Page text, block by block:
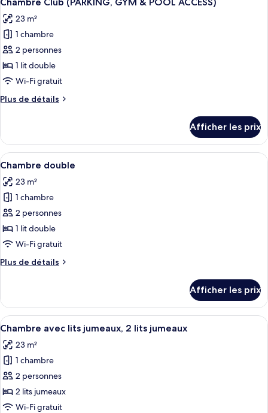
chambres
toutes
les
photos
pour
ce
type
chambre :
(PARKING,
GYM
&
POOL
ACCESS)
23 m²
1 chambre
2 personnes
1 lit double
Wi-Fi gratuit
Plus de détails
Plus
Chambre
Club
(PARKING,
&
POOL
ACCESS)
Afficher les prix
Afficher
toutes
les
photos
pour
ce
type
chambre :
Une chambre moderne avec un
7
Chambre double
23 m²
1 chambre
2 personnes
1 lit double
Wi-Fi gratuit
Plus de détails
Plus
Chambre
double
Afficher les prix
Afficher
toutes
les
photos
pour
ce
type
Une chambre d’hôtel avec deux lits,
7
Chambre avec lits jumeaux, 2 lits jumeaux
23 m²
1 chambre
2 personnes
2 lits jumeaux
Wi-Fi gratuit